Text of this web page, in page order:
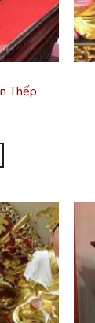
Thếp